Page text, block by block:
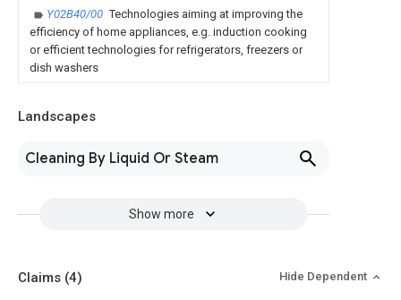
Y02B40/00 Technologies aiming at improving the
efficiency of home appliances, e.g. induction cooking
or efficient technologies for refrigerators, freezers or
dish washers
Landscapes
Cleaning By Liquid Or Steam
Show more
Claims (4) Hide Dependent